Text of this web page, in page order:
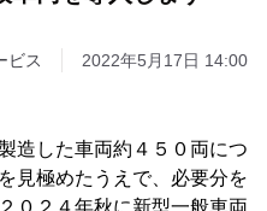
ビス 2022年5月17日 14:00
造した車両約４５０両につ
見極めたうえで、必要分を
０２４年秋に新型一般車両